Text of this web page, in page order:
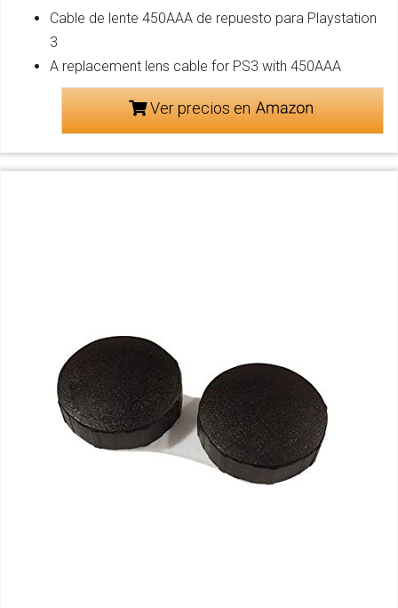
Cable de lente 450AAA de repuesto para Playstation
3
A replacement lens cable for PS3 with 450AAA
Ver precios en